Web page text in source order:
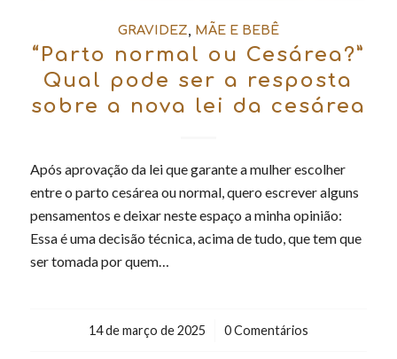
GRAVIDEZ, MÃE E BEBÊ
“Parto normal ou Cesárea?”
Qual pode ser a resposta
sobre a nova lei da cesárea
Após aprovação da lei que garante a mulher escolher
entre o parto cesárea ou normal, quero escrever alguns
pensamentos e deixar neste espaço a minha opinião:
Essa é uma decisão técnica, acima de tudo, que tem que
ser tomada por quem…
14 de março de 2025
/ 0 Comentários